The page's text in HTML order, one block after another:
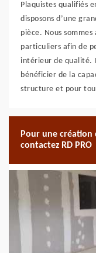
Plaquistes qualifiés
disposons d’une
pièce. Nous
particuliers afin de
intérieur de qualité.
bénéficier de la
structure et pour
Pour une
contactez RD PRO